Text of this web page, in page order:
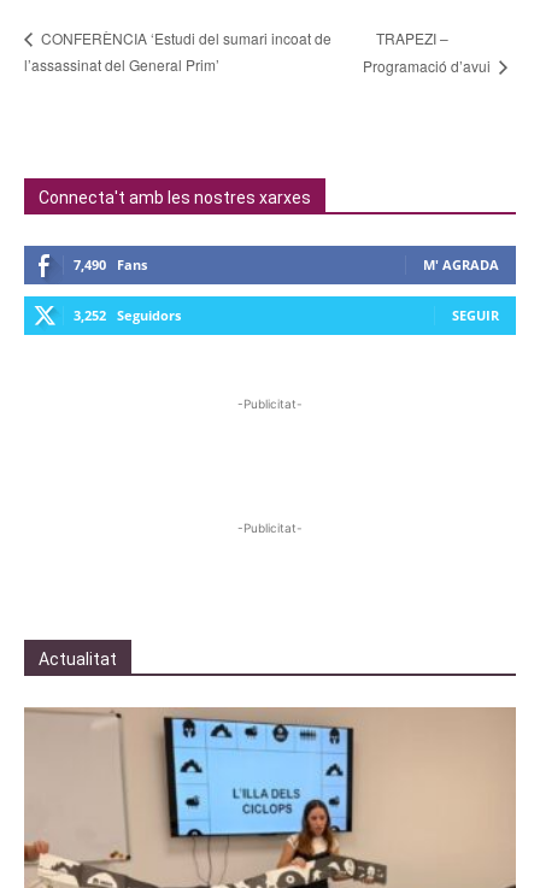
CONFERÈNCIA ‘Estudi del sumari incoat de
l’assassinat del General Prim’
TRAPEZI –
Programació d’avui
Connecta't amb les nostres xarxes
7,490 Fans M' AGRADA
3,252 Seguidors SEGUIR
-Publicitat-
-Publicitat-
Actualitat